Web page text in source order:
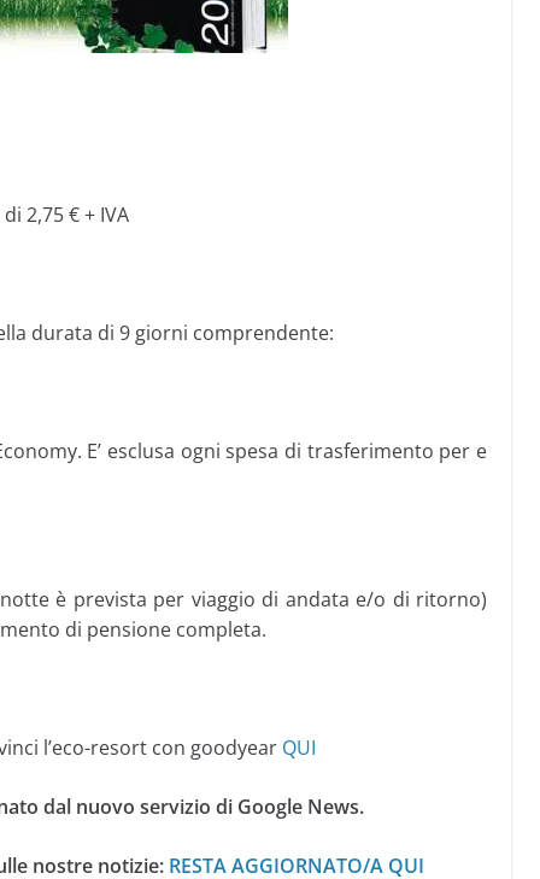
2,75 € + IVA
durata di 9 giorni comprendente:
E’ esclusa ogni spesa di trasferimento per e
è prevista per viaggio di andata e/o di ritorno)
di pensione completa.
l’eco-resort con goodyear QUI
dal nuovo servizio di Google News.
nostre notizie: RESTA AGGIORNATO/A QUI